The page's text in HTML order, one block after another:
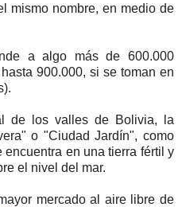
mismo nombre, en medio de
a algo más de 600.000
900.000, si se toman en
de los valles de Bolivia, la
o "Ciudad Jardín", como
en una tierra fértil y
el nivel del mar.
mercado al aire libre de